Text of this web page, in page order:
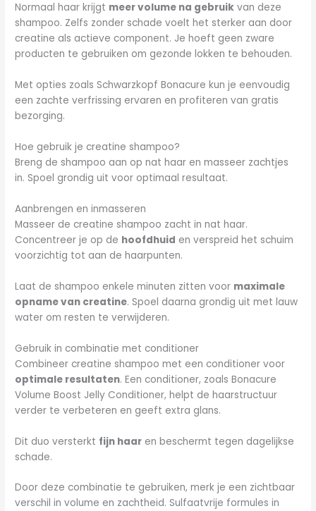
Normaal haar krijgt meer volume na gebruik van deze
shampoo. Zelfs zonder schade voelt het sterker aan door
creatine als actieve component. Je hoeft geen zware
producten te gebruiken om gezonde lokken te behouden.
Met opties zoals Schwarzkopf Bonacure kun je eenvoudig
een zachte verfrissing ervaren en profiteren van gratis
bezorging.
Hoe gebruik je creatine shampoo?
Breng de shampoo aan op nat haar en masseer zachtjes
in. Spoel grondig uit voor optimaal resultaat.
Aanbrengen en inmasseren
Masseer de creatine shampoo zacht in nat haar.
Concentreer je op de hoofdhuid en verspreid het schuim
voorzichtig tot aan de haarpunten.
Laat de shampoo enkele minuten zitten voor maximale
opname van creatine. Spoel daarna grondig uit met lauw
water om resten te verwijderen.
Gebruik in combinatie met conditioner
Combineer creatine shampoo met een conditioner voor
optimale resultaten. Een conditioner, zoals Bonacure
Volume Boost Jelly Conditioner, helpt de haarstructuur
verder te verbeteren en geeft extra glans.
Dit duo versterkt fijn haar en beschermt tegen dagelijkse
schade.
Door deze combinatie te gebruiken, merk je een zichtbaar
verschil in volume en zachtheid. Sulfaatvrije formules in